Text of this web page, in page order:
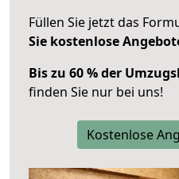
Füllen Sie jetzt das
Sie kostenlose
Bis zu 60 % der
finden Sie nur bei uns!
Kostenlose